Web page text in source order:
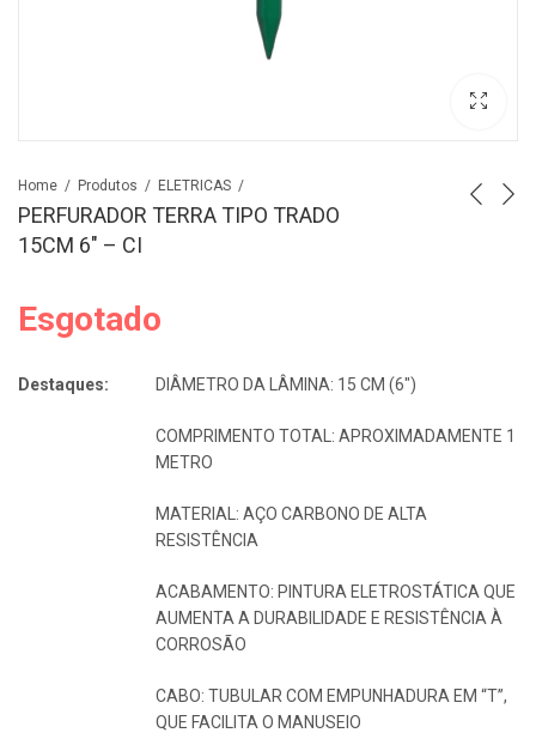
Home Produtos ELETRICAS
PERFURADOR TERRA TIPO TRADO
15CM 6″ – CI
Esgotado
Destaques: DIÂMETRO DA LÂMINA: 15 CM (6″)
COMPRIMENTO TOTAL: APROXIMADAMENTE 1
METRO
MATERIAL: AÇO CARBONO DE ALTA
RESISTÊNCIA
ACABAMENTO: PINTURA ELETROSTÁTICA QUE
AUMENTA A DURABILIDADE E RESISTÊNCIA À
CORROSÃO
CABO: TUBULAR COM EMPUNHADURA EM “T”,
QUE FACILITA O MANUSEIO